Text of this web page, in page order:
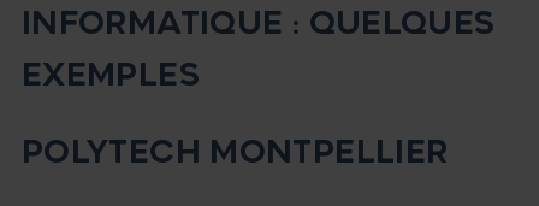
INFORMATIQUE : QUELQUES
EXEMPLES
POLYTECH MONTPELLIER